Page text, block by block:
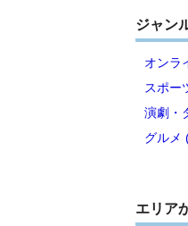
ジャン
オンラ
スポー
演劇・
グルメ
エリア